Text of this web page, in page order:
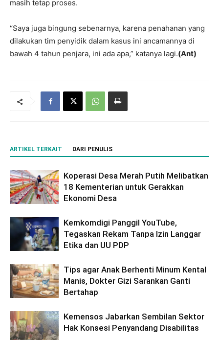
masih tetap proses.
“Saya juga bingung sebenarnya, karena penahanan yang
dilakukan tim penyidik dalam kasus ini ancamannya di
bawah 4 tahun penjara, ini ada apa,” katanya lagi.(Ant)
ARTIKEL TERKAIT DARI PENULIS
Koperasi Desa Merah Putih Melibatkan
18 Kementerian untuk Gerakkan
Ekonomi Desa
Kemkomdigi Panggil YouTube,
Tegaskan Rekam Tanpa Izin Langgar
Etika dan UU PDP
Tips agar Anak Berhenti Minum Kental
Manis, Dokter Gizi Sarankan Ganti
Bertahap
Kemensos Jabarkan Sembilan Sektor
Hak Konsesi Penyandang Disabilitas